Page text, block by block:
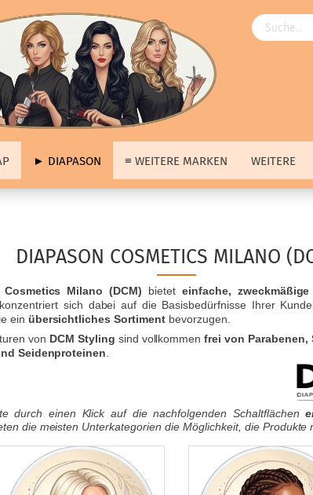
► DIAPASON ≡ WEITERE MARKEN WEITERE
Marken
Unsere Produkte
Unsere Marken
Unsere Hausmarke
DIAPASON COSMETICS MILANO
Cosmetics Milano (DCM) bietet einfache,
sich dabei auf die Basisbedürfnisse Ihrer
ein übersichtliches Sortiment bevorzugen.
von DCM Styling sind vollkommenfrei von
Seidenproteinen
durch einen Klick auf die nachfolgenden Schaltflächen
die meisten Unterkategorien die Möglichkeit, die Produkte